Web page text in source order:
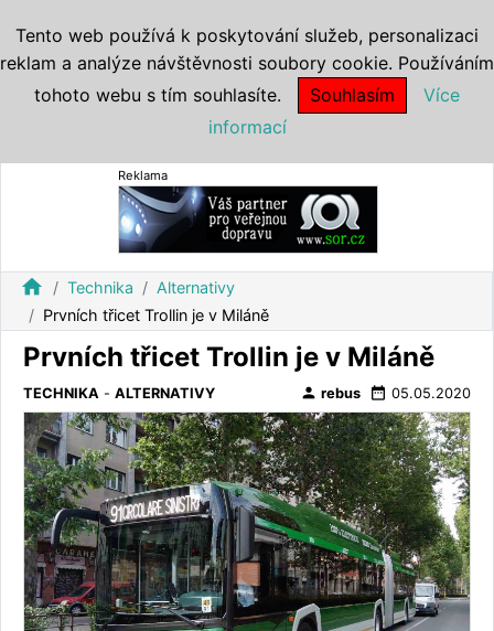
Reklama
home Technika
Alternativy
Prvních třicet Trollin je v Miláně
Prvních třicet Trollin je v Miláně
TECHNIKA - ALTERNATIVY person rebus date_range 05.05.2020
Tento web používá k poskytování služeb, personalizaci
reklam a analýze návštěvnosti soubory cookie. Používáním
tohoto webu s tím souhlasíte.
Souhlasím
Více
informací